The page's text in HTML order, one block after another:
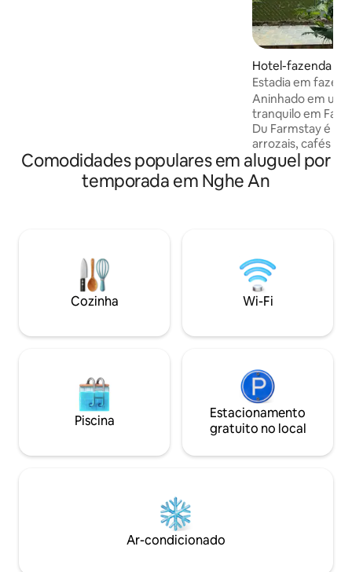
para casais, viajantes individuais
Hotel-fazenda ⋅
Estadia em
Du
Aninhado em um
tranquilo em Far
Du Farmstay é
arrozais, cafés e
selvas
descobrir. Você
testemunhar as
Outro. Esta
autêntico, com
deslumbrantes e
amigável. Venha
Comodidades populares em aluguel por
temporada em Nghe An
Cozinha Wi-Fi
Piscina
Estacionamento
gratuito no local
Ar-condicionado